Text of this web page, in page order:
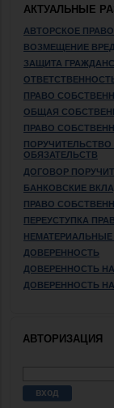
АКТУАЛЬНЫЕ
АВТОРСКОЕ ПРАВО
ВОЗМЕЩЕНИЕ
ЗАЩИТА
ПРАВО
ОБЩАЯ
ПРАВО
ОБЯЗАТЕЛЬСТВ
ДОГОВОР
БАНКОВСКИЕ
ПРАВО
ПЕРЕУСТУПКА
НЕМАТЕРИАЛЬНЫЕ
ДОВЕРЕННОСТЬ
ДОВЕРЕННОСТЬ
ДОВЕРЕННОСТЬ
АВТОРИЗАЦИЯ